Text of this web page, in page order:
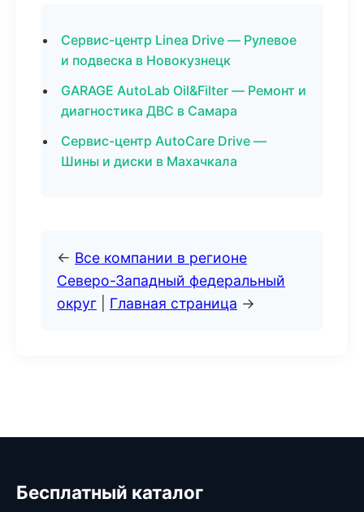
Сервис-центр Linea Drive — Рулевое
и подвеска в Новокузнецк
GARAGE AutoLab Oil&Filter — Ремонт и
диагностика ДВС в Самара
Сервис-центр AutoCare Drive —
Шины и диски в Махачкала
← Все компании в регионе
Северо-Западный федеральный
округ
Главная страница →
Бесплатный каталог